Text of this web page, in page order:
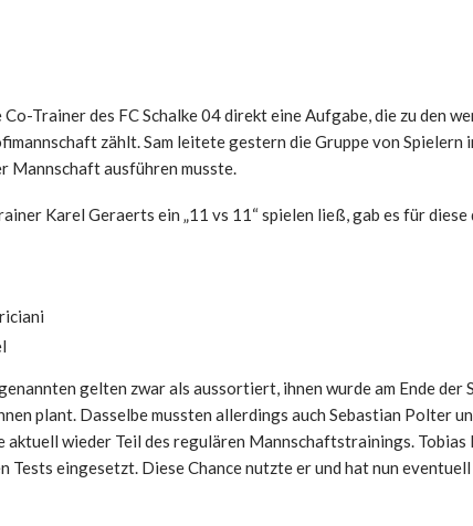
Co-Trainer des FC Schalke 04 direkt eine Aufgabe, die zu den
zählt. Sam leitete gestern die Gruppe von Spielern
Mannschaft ausführen musste.
Karel Geraerts ein „11 vs 11“ spielen ließ, gab es für diese
gelten zwar als aussortiert, ihnen wurde am Ende der
plant. Dasselbe mussten allerdings auch Sebastian Polter
aktuell wieder Teil des regulären Mannschaftstrainings. Tobias
Tests eingesetzt. Diese Chance nutzte er und hat nun eventuell